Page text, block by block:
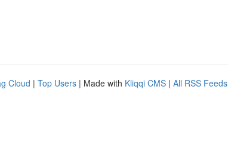
Cloud | Top Users | Made with Kliqqi CMS | All RSS Feeds